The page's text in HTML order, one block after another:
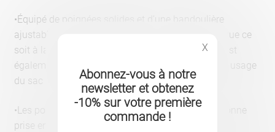
•Équipé de poignées solides et d’une bandoulière
ajustable, ce sac est facile à porter au quotidien, que ce
soit à la main ou en bandoulière. La bandoulière est
également détachable, ce qui permet de moduler l’usage
du sac selon les préférences et les occasions.
•Les poignées sont renforcées pour assurer une bonne
prise en main, et la bandoulière permet un port
X
Abonnez-vous à notre
newsletter et obtenez
-10% sur votre première
commande !